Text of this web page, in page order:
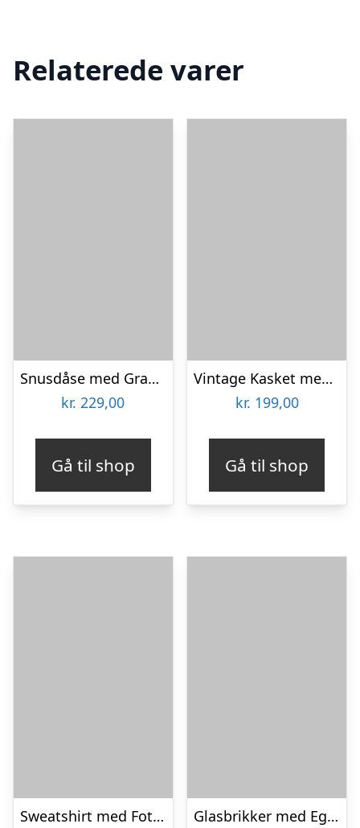
Relaterede varer
Snusdåse med Gravering – Egen Tekst
kr. 229,00
Gå til shop
Vintage Kasket med Egen Tekst
kr. 199,00
Gå til shop
Sweatshirt med Fotocollage – 90’er Design Glasbrikker med Eget Foto – 6-pak